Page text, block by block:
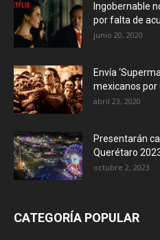
Ingobernable
por falta de
junio 20, 2020
Envía
mexicanos por
abril 23, 2020
Presentarán
Querétaro
octubre 2, 2023
CATEGORÍA POPULAR